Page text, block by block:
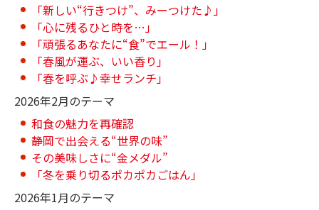
「新しい“行きつけ”、みーつけた♪」
「心に残るひと時を…」
「頑張るあなたに“食”でエール！」
「春風が運ぶ、いい香り」
「春を呼ぶ♪幸せランチ」
2026年2月のテーマ
和食の魅力を再確認
静岡で出会える“世界の味”
その美味しさに“金メダル”
「冬を乗り切るポカポカごはん」
2026年1月のテーマ